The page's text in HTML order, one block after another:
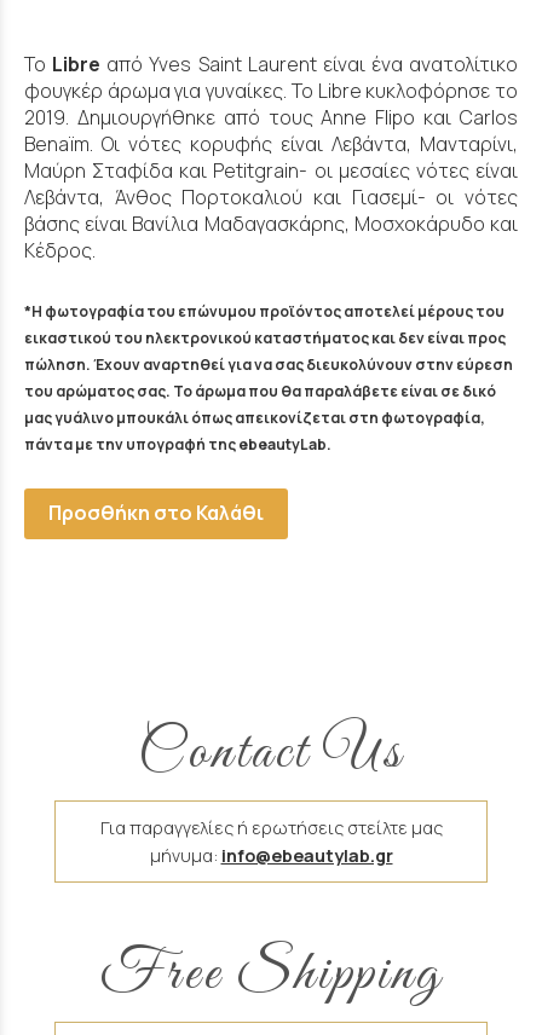
Το Libre από Yves Saint Laurent είναι ένα ανατολίτικο
φουγκέρ άρωμα για γυναίκες. Το Libre κυκλοφόρησε το
2019. Δημιουργήθηκε από τους Anne Flipo και Carlos
Benaïm. Οι νότες κορυφής είναι Λεβάντα, Μανταρίνι,
Μαύρη Σταφίδα και Petitgrain- οι μεσαίες νότες είναι
Λεβάντα, Άνθος Πορτοκαλιού και Γιασεμί- οι νότες
βάσης είναι Βανίλια Μαδαγασκάρης, Μοσχοκάρυδο και
Κέδρος.
*Η φωτογραφία του επώνυμου προϊόντος αποτελεί μέρους του
εικαστικού του ηλεκτρονικού καταστήματος και δεν είναι προς
πώληση. Έχουν αναρτηθεί για να σας διευκολύνουν στην εύρεση
του αρώματος σας. Το άρωμα που θα παραλάβετε είναι σε δικό
μας γυάλινο μπουκάλι όπως απεικονίζεται στη φωτογραφία,
πάντα με την υπογραφή της ebeautyLab.
Προσθήκη στο Καλάθι
Contact Us
Για παραγγελίες ή ερωτήσεις στείλτε μας
μήνυμα: info@ebeautylab.gr
Free Shipping